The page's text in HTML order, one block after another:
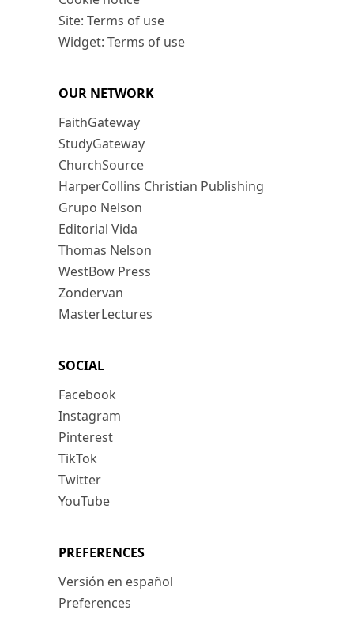
Site: Terms of use
Widget: Terms of use
OUR NETWORK
FaithGateway
StudyGateway
ChurchSource
HarperCollins Christian Publishing
Grupo Nelson
Editorial Vida
Thomas Nelson
WestBow Press
Zondervan
MasterLectures
SOCIAL
Facebook
Instagram
Pinterest
TikTok
Twitter
YouTube
PREFERENCES
Versión en español
Preferences